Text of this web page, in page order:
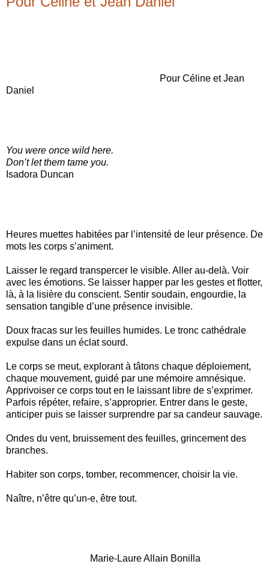
Pour Céline et Jean
Daniel
You were once wild here.
Don’t let them tame you.
Isadora Duncan
Heures muettes habitées par l’intensité de leur présence. De
mots les corps s’animent.
Laisser le regard transpercer le visible. Aller au-delà. Voir
avec les émotions. Se laisser happer par les gestes et flotter,
là, à la lisière du conscient. Sentir soudain, engourdie, la
sensation tangible d’une présence invisible.
Doux fracas sur les feuilles humides. Le tronc cathédrale
expulse dans un éclat sourd.
Le corps se meut, explorant à tâtons chaque déploiement,
chaque mouvement, guidé par une mémoire amnésique.
Apprivoiser ce corps tout en le laissant libre de s’exprimer.
Parfois répéter, refaire, s’approprier. Entrer dans le geste,
anticiper puis se laisser surprendre par sa candeur sauvage.
Ondes du vent, bruissement des feuilles, grincement des
branches.
Habiter son corps, tomber, recommencer, choisir la vie.
Naître, n’être qu’un-e, être tout.
Marie-Laure Allain Bonilla